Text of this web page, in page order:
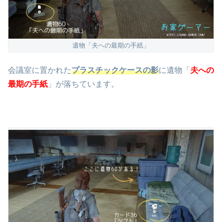
遺物「夫への最期の手紙」
会議室に置かれたプラスチックケースの影に遺物「 夫への
最期の手紙 」が落ちています。